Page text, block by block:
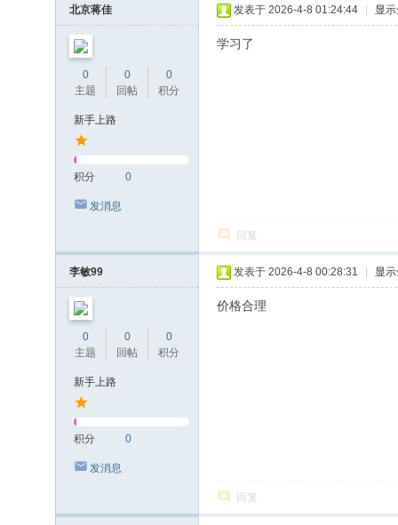
北京蒋佳
0
主题
0
回帖
0
积分
新手上路
积分 0
发消息
发表于 2026-4-8 01:24:44 显
学习了
回复
李敏99
0
主题
0
回帖
0
积分
新手上路
积分 0
发消息
发表于 2026-4-8 00:28:31 显
价格合理
回复